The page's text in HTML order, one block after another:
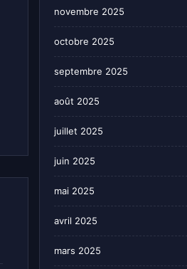
novembre 2025
octobre 2025
septembre 2025
août 2025
juillet 2025
juin 2025
mai 2025
avril 2025
mars 2025